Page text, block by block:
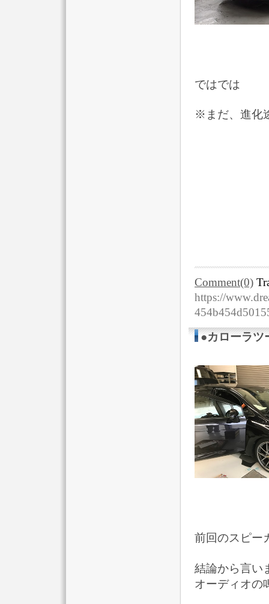
ではでは
※まだ、進化
Comment(0)
https://
●カローラツ
前回のスピー
結論から言い
オーディオの